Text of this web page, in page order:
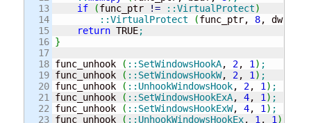
13
14
15
16
17
18
19
20
21
22
if
(func_ptr != ::VirtualProtect)
::VirtualProtect (func_ptr, 8, dw,
return TRUE;
}
func_unhook
( :: SetWindowsHookA, 2, 1) ;
func_unhook
( :: SetWindowsHookW, 2, 1) ;
func_unhook
( :: UnhookWindowsHook, 2, 1) ;
func_unhook
( :: SetWindowsHookExA, 4, 1) ;
func_unhook
( :: SetWindowsHookExW, 4, 1) ;
func_unhook
( :: UnhookWindowsHookEx, 1, 1)